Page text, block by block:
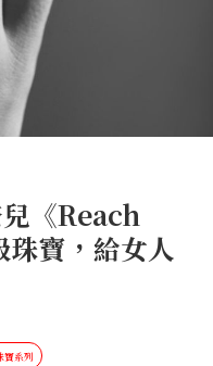
《Reach
寶，給女人
寶系列